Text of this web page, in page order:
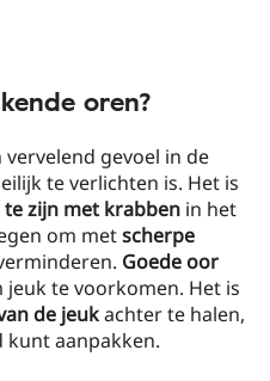
oren?
gevoel in de
te verlichten is. Het is
zijn met krabben in het
om metscherpe
Goede oor
jeuk te voorkomen. Het is
de jeukachter te halen,
kunt aanpakken.